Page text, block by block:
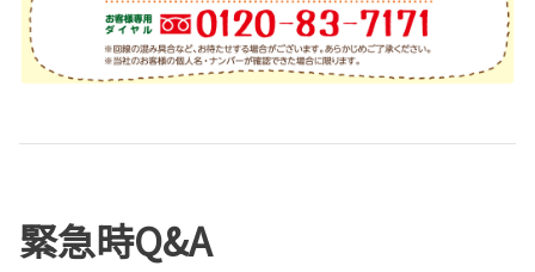
緊急時Q&A